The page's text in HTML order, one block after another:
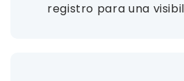
registro para una